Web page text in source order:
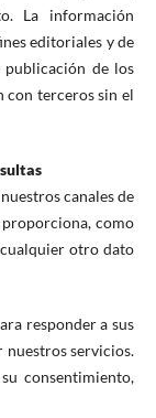
La información
editoriales y de
de los
terceros sin el
canales de
como
otro dato
responder a sus
servicios.
consentimiento,